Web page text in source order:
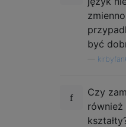
być
Czy